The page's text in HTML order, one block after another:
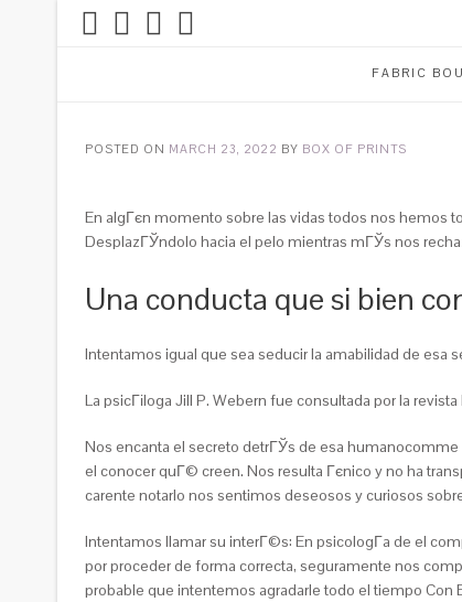
FABRIC
POSTED ON MARCH 23, 2022 BY BOX OF PRINTS
En algГєn momento sobre las vidas todos nos hemos
DesplazГЎndolo hacia el pelo mientras mГЎs nos
Una conducta que si bien
Intentamos igual que sea seducir la amabilidad de esa
La psicГіloga Jill P. Webern fue consultada por la
Nos encanta el secreto detrГЎs de esa
el conocer quГ© creen. Nos resulta Гєnico y no ha
carente notarlo nos sentimos deseosos y curiosos
Intentamos llamar su interГ©s: En psicologГ­a de el
por proceder de forma correcta, seguramente nos
probable que intentemos agradarle todo el tiempo